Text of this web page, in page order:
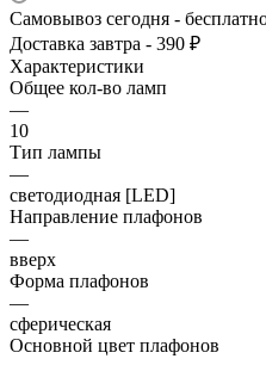
Самовывоз сегодня -
Доставка завтра - 390 ₽
Характеристики
Общее кол-во ламп
—
10
Тип лампы
—
светодиодная [LED]
Направление плафонов
—
вверх
Форма плафонов
—
сферическая
Основной цвет плафонов